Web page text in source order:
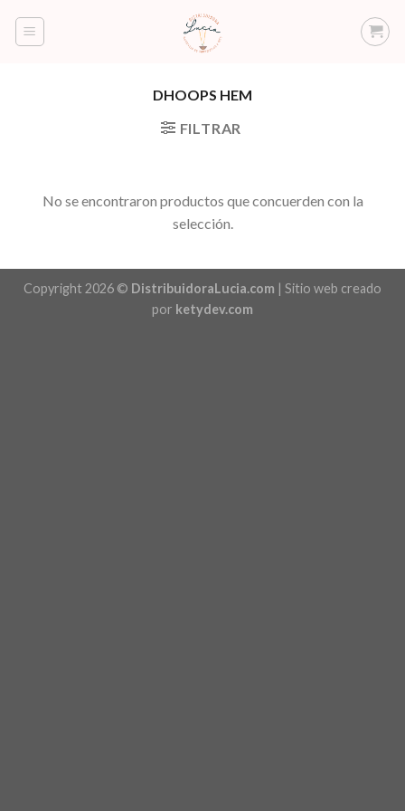
DHOOPS HEM
FILTRAR
No se encontraron productos que concuerden con la
selección.
Copyright 2026 © DistribuidoraLucia.com | Sitio web creado
por ketydev.com